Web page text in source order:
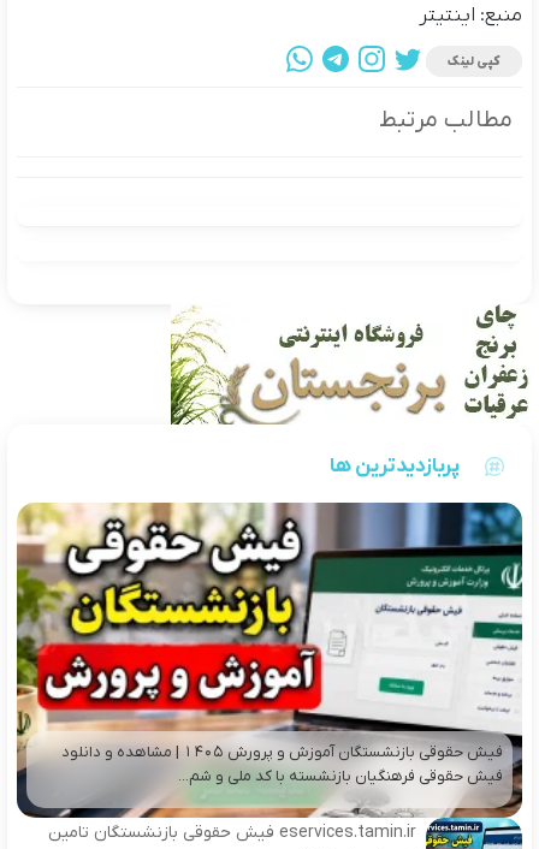
منبع: اینتیتر
کپی لینک
مطالب مرتبط
پربازدیدترین ها
فیش حقوقی بازنشستگان آموزش و پرورش ۱۴۰۵ | مشاهده و دانلود
فیش حقوقی فرهنگیان بازنشسته با کد ملی و شم...
eservices.tamin.ir فیش حقوقی بازنشستگان تامین